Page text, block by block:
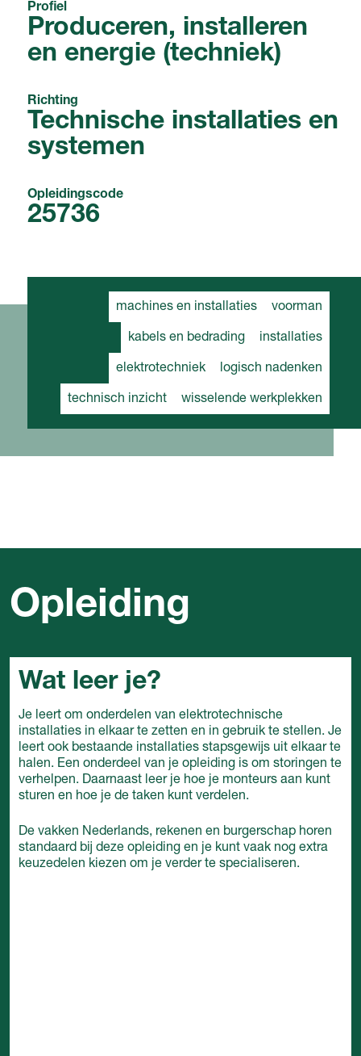
Profiel
Produceren, installeren
en energie (techniek)
Richting
Technische installaties en
systemen
Opleidingscode
25736
machines en installaties voorman
kabels en bedrading installaties
elektrotechniek logisch nadenken
technisch inzicht wisselende werkplekken
Opleiding
Wat leer je?
Je leert om onderdelen van elektrotechnische
installaties in elkaar te zetten en in gebruik te stellen. Je
leert ook bestaande installaties stapsgewijs uit elkaar te
halen. Een onderdeel van je opleiding is om storingen te
verhelpen. Daarnaast leer je hoe je monteurs aan kunt
sturen en hoe je de taken kunt verdelen.
De vakken Nederlands, rekenen en burgerschap horen
standaard bij deze opleiding en je kunt vaak nog extra
keuzedelen kiezen om je verder te specialiseren.